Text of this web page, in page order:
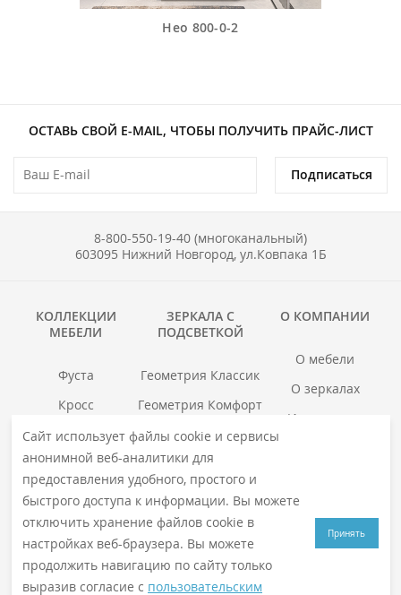
Нео 800-0-2
ОСТАВЬ СВОЙ E-MAIL, ЧТОБЫ ПОЛУЧИТЬ ПРАЙС-ЛИСТ
Подписаться
8-800-550-19-40 (многоканальный)
603095 Нижний Новгород, ул.Ковпака 1Б
КОЛЛЕКЦИИ
МЕБЕЛИ
Фуста
Кросс
Гранд
Хоска
Смотреть все →
ЗЕРКАЛА С
ПОДСВЕТКОЙ
Геометрия Классик
Геометрия Комфорт
Геометрия Люкс
Геометрия Медиа
войс
Смотреть все →
О КОМПАНИИ
О мебели
О зеркалах
Инструкции
© 2026VIGO. Все права защищены
Политика конфиденциальности
Принять
Сайт использует файлы cookie и сервисы
анонимной веб-аналитики для
предоставления удобного, простого и
быстрого доступа к информации. Вы можете
отключить хранение файлов cookie в
настройках веб-браузера. Вы можете
продолжить навигацию по сайту только
выразив согласие с пользовательским